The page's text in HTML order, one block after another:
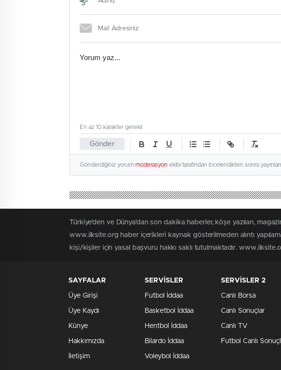
Gönder
En az 10 karakter gerekli
Gönderdiğiniz yorum moderasyon ekibi tarafından incelendikten sonra
Türkiye'den ve Dünya’dan son dakika haberler, köşe yazıları,
www.ilksite.org haber içerikleri kaynak gösterilmeden alıntı
kişi/kişiler için yasal başvuru hakkı saklı tutulmaktadır.
SAYFALAR
Üye Girişi
Üye Kaydı
Künye
Hakkımızda
İletişim
SERVİSLER
Futbol İddaa
Basketbol İddaa
Hentbol İddaa
Bilardo İddaa
Voleybol İddaa
SERVİSLER 2
Canlı Borsa
Canlı Sonuçlar
Canlı TV
Futbol Canlı